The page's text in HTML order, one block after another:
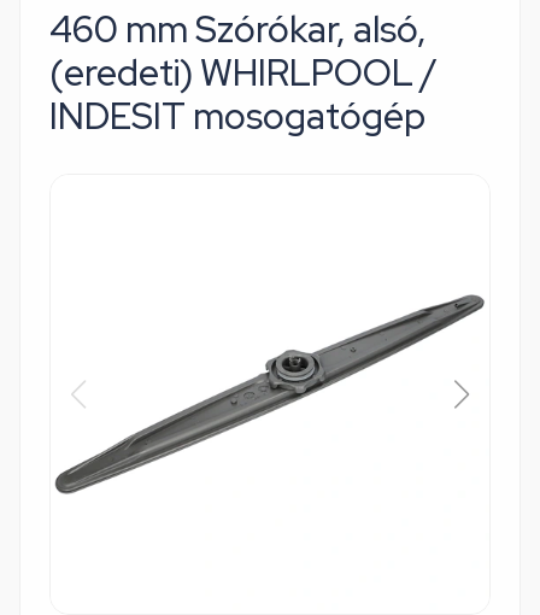
460 mm Szórókar, alsó,
(eredeti) WHIRLPOOL /
INDESIT mosogatógép